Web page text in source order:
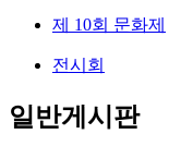
제 10회 문화제
전시회
일반게시판